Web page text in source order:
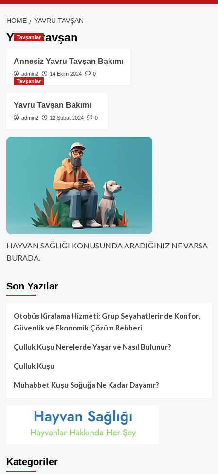
HOME YAVRU TAVŞAN
Yavru tavşan
Tavşanlar
Annesiz Yavru Tavşan Bakımı
admin2 14 Ekim 2024
0
Tavşanlar
Yavru Tavşan Bakımı
admin2 12 Şubat 2024 0
HAYVAN SAĞLIĞI KONUSUNDA ARADIĞINIZ NE VARSA
BURADA.
Son Yazılar
Otobüs Kiralama Hizmeti: Grup Seyahatlerinde Konfor,
Güvenlik ve Ekonomik Çözüm Rehberi
Çulluk Kuşu Nerelerde Yaşar ve Nasıl Bulunur?
Çulluk Kuşu
Muhabbet Kuşu Soğuğa Ne Kadar Dayanır?
Kategoriler